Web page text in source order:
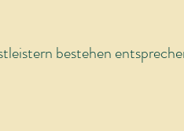
bestehen